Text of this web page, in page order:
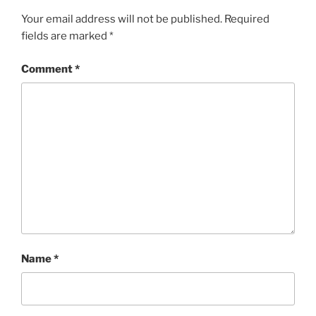
Your email address will not be published. Required
fields are marked *
Comment*
Name*